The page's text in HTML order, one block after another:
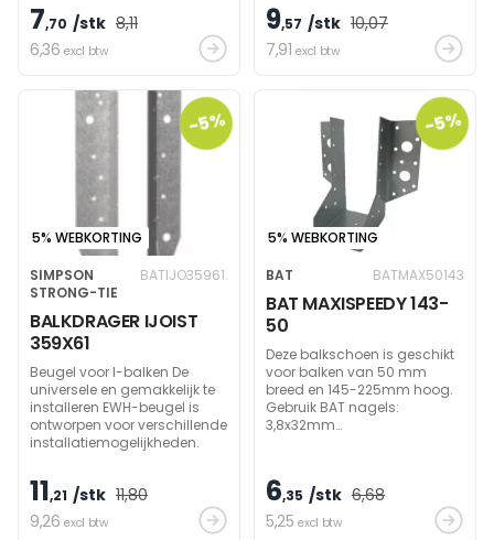
7,70 /stk 8,11
6,36 excl btw
9,57 /stk 10,07
7,91 excl btw
-5%
5% WEBKORTING
SIMPSON
STRONG-TIE
BATIJO35961.
BALKDRAGER IJOIST
359X61
Beugel voor I-balken De
universele en gemakkelijk te
installeren EWH-beugel is
ontworpen voor verschillende
installatiemogelijkheden.
11,21 /stk 11,80
9,26 excl btw
-5%
5% WEBKORTING
BAT
BATMAX50143
BAT MAXISPEEDY 143-
50
Deze balkschoen is geschikt
voor balken van 50 mm
breed en 145-225mm hoog.
Gebruik BAT nagels:
3,8x32mm
draagvermogen te bereiken.
6,35 /stk 6,68
5,25 excl btw